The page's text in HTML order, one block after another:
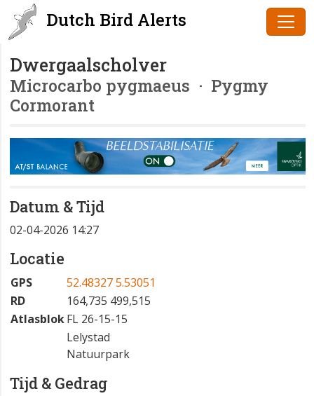
Dutch Bird Alerts
Dwergaalscholver
Microcarbo pygmaeus · Pygmy
Cormorant
Datum & Tijd
02-04-2026 14:27
Locatie
GPS
52.48327 5.53051
RD
164,735 499,515
AtlasblokFL 26-15-15
Lelystad
Natuurpark
Tijd & Gedrag